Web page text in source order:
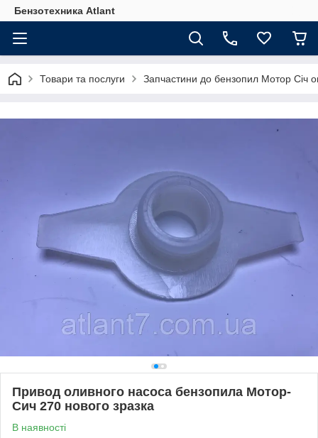
Бензотехника Atlant
Товари та послуги Запчастини до бензопил Мотор Січ
Привод оливного насоса бензопила Мотор-
Сич 270 нового зразка
В наявності